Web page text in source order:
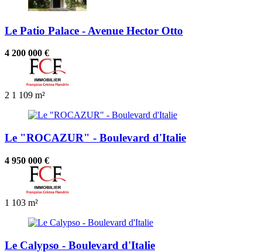
Le Patio Palace - Avenue Hector Otto
4 200 000 €
2 1 109 m²
Le "ROCAZUR" - Boulevard d'Italie
4 950 000 €
1 103 m²
Le Calypso - Boulevard d'Italie